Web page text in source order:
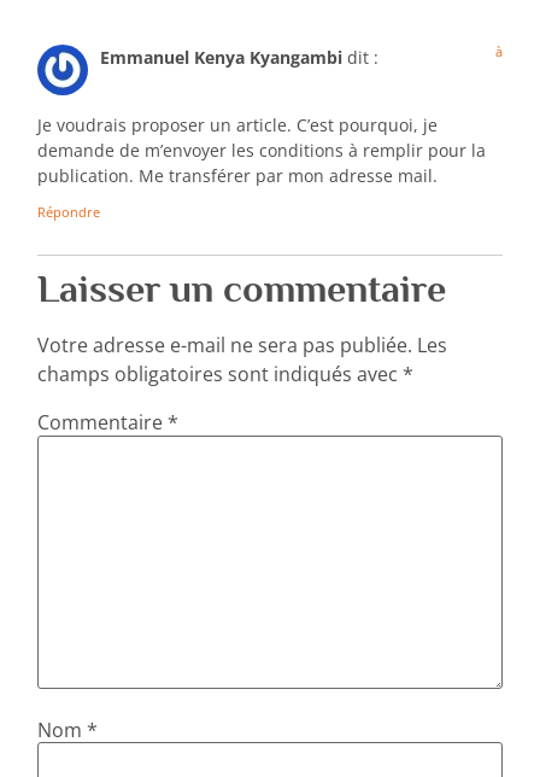
Emmanuel Kenya Kyangambi dit : à
Je voudrais proposer un article. C’est pourquoi, je
demande de m’envoyer les conditions à remplir pour la
publication. Me transférer par mon adresse mail.
Répondre
Laisser un commentaire
Votre adresse e-mail ne sera pas publiée. Les
champs obligatoires sont indiqués avec*
Commentaire*
Nom*